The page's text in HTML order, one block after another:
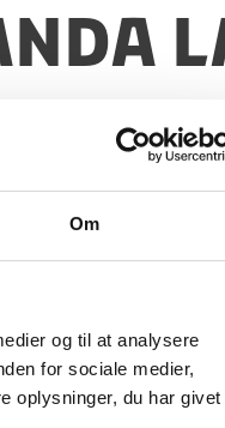
Om
og til at analysere
for sociale medier,
oplysninger, du har givet